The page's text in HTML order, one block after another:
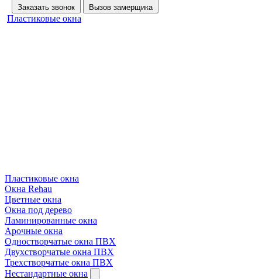
Заказать звонок Вызов замерщика
Пластиковые окна
Пластиковые окна
Окна Rehau
Цветные окна
Окна под дерево
Ламинированные окна
Арочные окна
Одностворчатые окна ПВХ
Двухстворчатые окна ПВХ
Трехстворчатые окна ПВХ
Нестандартные окна